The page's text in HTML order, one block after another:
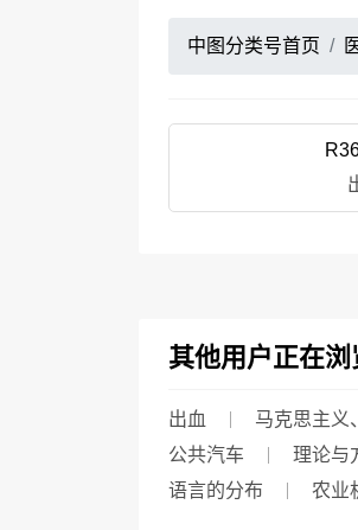
中图分类号首页
其他用户正在浏
出血 马克思主义
公共汽车
理论与
语言的分布
农业